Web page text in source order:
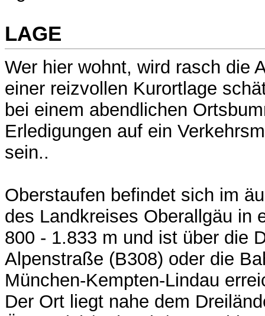
LAGE
Wer hier wohnt, wird rasch die
einer reizvollen Kurortlage
bei einem abendlichen
Erledigungen auf ein
sein..
Oberstaufen befindet sich im
des Landkreises Oberallgäu in
800 - 1.833 m und ist über die
Alpenstraße (B308) oder die
München-Kempten-Lindau
Der Ort liegt nahe dem